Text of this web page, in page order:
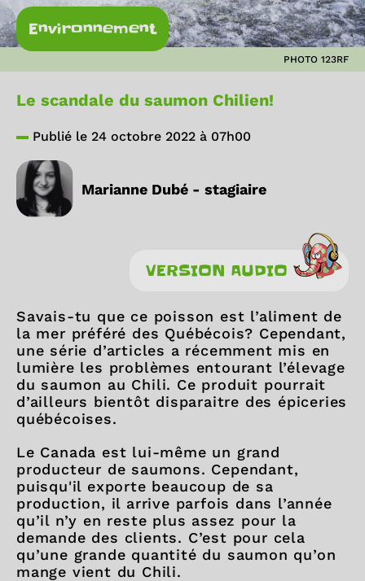
Environnement
PHOTO 123RF
Le scandale du saumon Chilien!
Publié le 24 octobre 2022 à 07h00
Marianne Dubé - stagiaire
VERSION AUDIO
Savais-tu que ce poisson est l’aliment de
la mer préféré des Québécois? Cependant,
une série d’articles a récemment mis en
lumière les problèmes entourant l’élevage
du saumon au Chili. Ce produit pourrait
d’ailleurs bientôt disparaitre des épiceries
québécoises.
Le Canada est lui-même un grand
producteur de saumons. Cependant,
puisqu'il exporte beaucoup de sa
production, il arrive parfois dans l’année
qu’il n’y en reste plus assez pour la
demande des clients. C’est pour cela
qu’une grande quantité du saumon qu’on
mange vient du Chili.